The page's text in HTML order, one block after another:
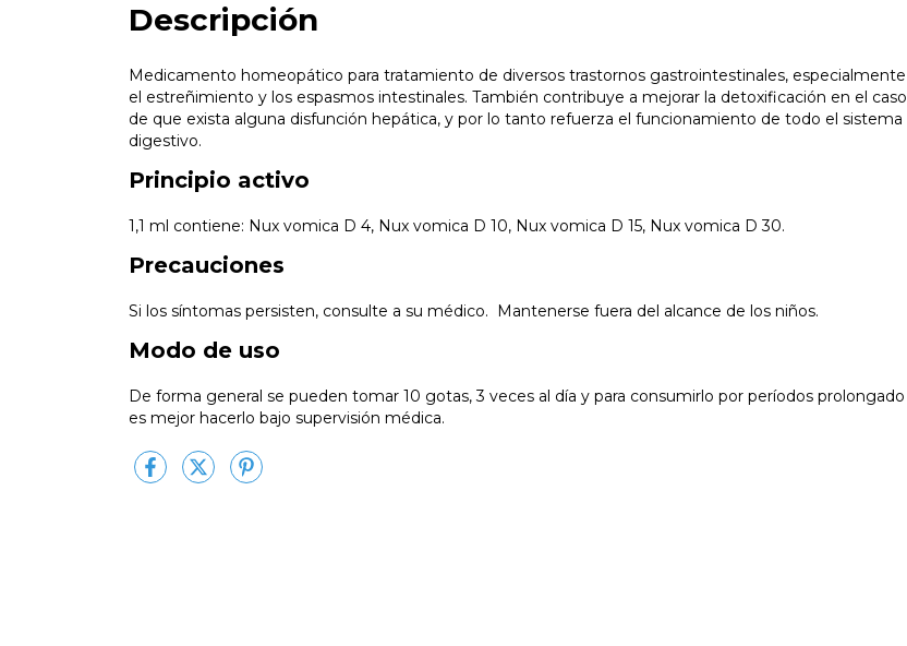
Descripción
Medicamento homeopático para tratamiento de diversos trastornos gastrointestinales, especialmente
el estreñimiento y los espasmos intestinales. También contribuye a mejorar la detoxificación en el caso
de que exista alguna disfunción hepática, y por lo tanto refuerza el funcionamiento de todo el sistema
digestivo.
Principio activo
1,1 ml contiene: Nux vomica D 4, Nux vomica D 10, Nux vomica D 15, Nux vomica D 30.
Precauciones
Si los síntomas persisten, consulte a su médico. Mantenerse fuera del alcance de los niños.
Modo de uso
De forma general se pueden tomar 10 gotas, 3 veces al día y para consumirlo por períodos prolongado
es mejor hacerlo bajo supervisión médica.